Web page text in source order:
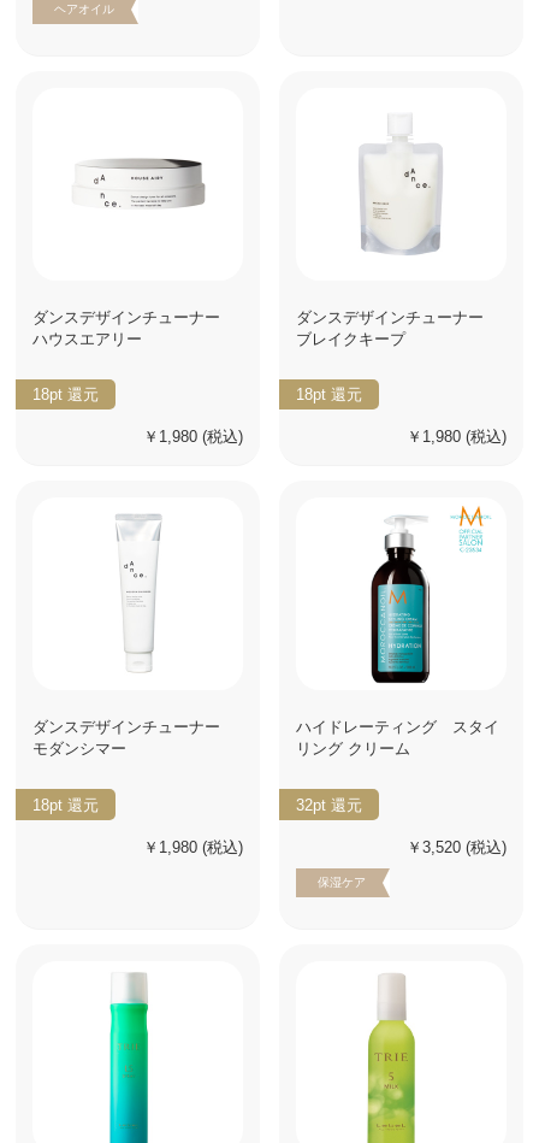
ヘアオイル
ダンスデザインチューナー
ハウスエアリー
18pt 還元
￥1,980 (税込)
ダンスデザインチューナー
ブレイクキープ
18pt 還元
￥1,980 (税込)
ダンスデザインチューナー
モダンシマー
18pt 還元
￥1,980 (税込)
ハイドレーティング スタイ
リング クリーム
32pt 還元
￥3,520 (税込)
保湿ケア